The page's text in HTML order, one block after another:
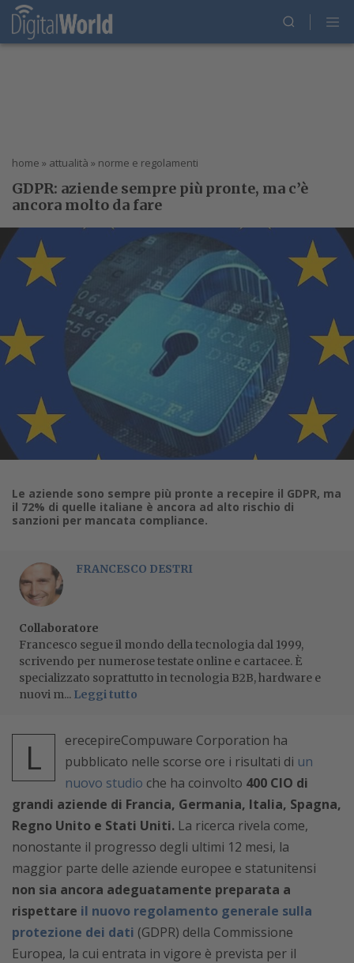
home » attualità » norme e regolamenti
GDPR: aziende sempre più pronte, ma c’è
ancora molto da fare
Le aziende sono sempre più pronte a recepire il GDPR, ma
il 72% di quelle italiane è ancora ad alto rischio di
sanzioni per mancata compliance.
FRANCESCO DESTRI
Collaboratore
Francesco segue il mondo della tecnologia dal 1999,
scrivendo per numerose testate online e cartacee. È
specializzato soprattutto in tecnologia B2B, hardware e
nuovi m... Leggi tutto
L
erecepireCompuware Corporation ha
pubblicato nelle scorse ore i risultati di un
nuovo studio che ha coinvolto 400 CIO di
grandi aziende di Francia, Germania, Italia, Spagna,
Regno Unito e Stati Uniti. La ricerca rivela come,
nonostante il progresso degli ultimi 12 mesi, la
maggior parte delle aziende europee e statunitensi
non sia ancora adeguatamente preparata a
rispettare il nuovo regolamento generale sulla
protezione dei dati (GDPR) della Commissione
Europea, la cui entrata in vigore è prevista per il